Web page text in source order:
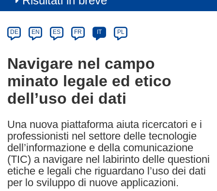
Category
Article
available
the
following
languages:
DE EN ES FR IT PL
Navigare nel campo
minato legale ed etico
dell’uso dei dati
Una nuova piattaforma aiuta ricercatori e i
professionisti nel settore delle tecnologie
dell’informazione e della comunicazione
(TIC) a navigare nel labirinto delle questioni
etiche e legali che riguardano l’uso dei dati
per lo sviluppo di nuove applicazioni.